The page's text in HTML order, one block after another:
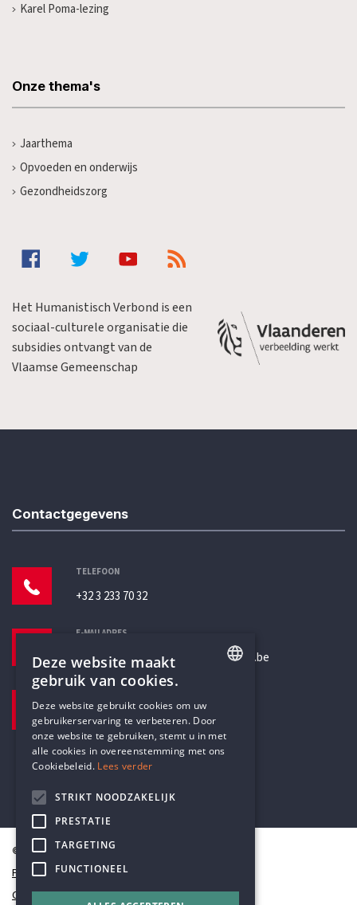
Karel Poma-lezing
Onze thema's
Jaarthema
Opvoeden en onderwijs
Gezondheidszorg
Het Humanistisch Verbond is een
sociaal-culturele organisatie die
subsidies ontvangt van de
Vlaamse Gemeenschap
Contactgegevens
TELEFOON
+32 3 233 70 32
E-MAILADRES
secretariaat@humanistischverbond.be
Pottenbrug 4
Antwerpen, 2000
© Humanistisch Verbond 2026
Privacy
Cookiestatement
DUTCH
Deze website maakt
gebruik van cookies.
Deze website gebruikt cookies om uw
gebruikerservaring te verbeteren. Door
onze website te gebruiken, stemt u in met
alle cookies in overeenstemming met ons
Cookiebeleid. Lees verder
STRIKT NOODZAKELIJK
PRESTATIE
TARGETING
FUNCTIONEEL